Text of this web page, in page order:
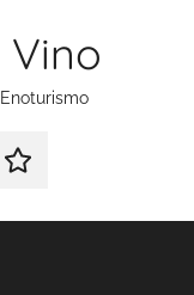
Vino
Contacto